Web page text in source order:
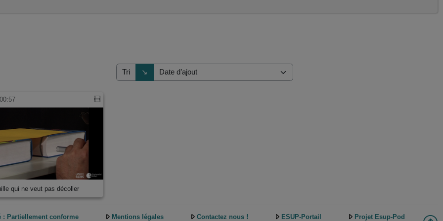
Tri ↘
Direction de tri
qui ne veut pas décoller
: Partiellement conforme Mentions légales Contactez nous ! ESUP-Portail Projet Esup-Pod